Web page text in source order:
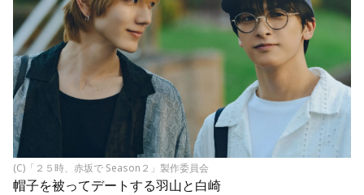
(C)「２５時、赤坂で Season２」製作委員会
帽子を被ってデートする羽山と白崎